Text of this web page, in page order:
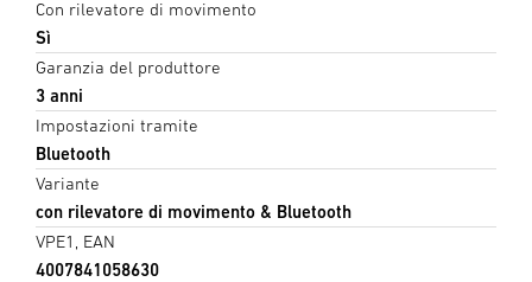
Con rilevatore di movimento
Sì
Garanzia del produttore
3 anni
Impostazioni tramite
Bluetooth
Variante
con rilevatore di movimento & Bluetooth
VPE1, EAN
4007841058630